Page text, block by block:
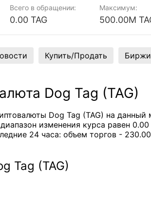
Всего в обращении:
0.00 TAG
Максимум:
500.00M
Купить/Продать Биржи
Dog Tag (TAG)
Dog Tag (TAG) на
изменения курса равен
24 часа: объем торгов -
Tag (TAG)